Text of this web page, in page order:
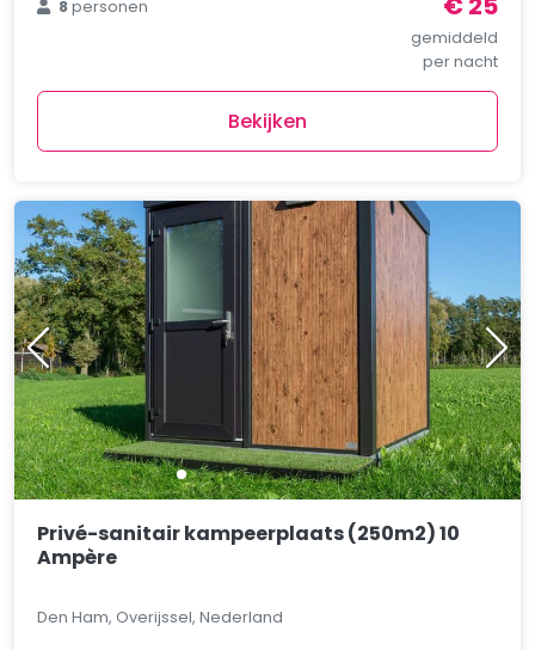
8personen
gemiddeld
per nacht
Bekijken
Privé-sanitair kampeerplaats (250m2) 10
Ampère
Den Ham, Overijssel, Nederland